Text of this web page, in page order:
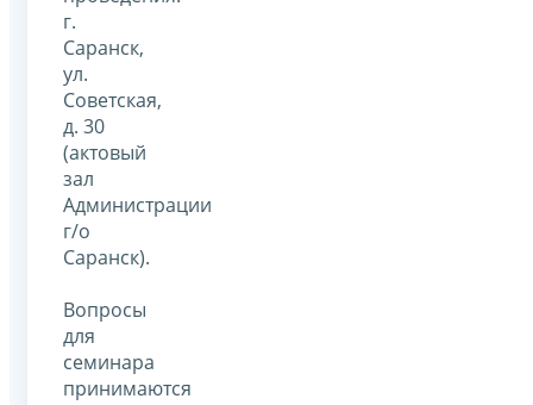
г.
Саранск,
ул.
Советская,
д. 30
(актовый
зал
Администрации
г/о
Саранск).
Вопросы
для
семинара
принимаются